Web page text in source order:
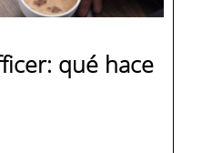
qué hace